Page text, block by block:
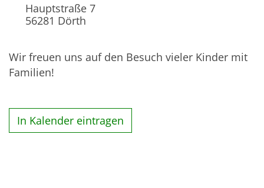
Hauptstraße 7
56281 Dörth
Wir freuen uns auf den Besuch vieler Kinder mit
Familien!
In Kalender eintragen